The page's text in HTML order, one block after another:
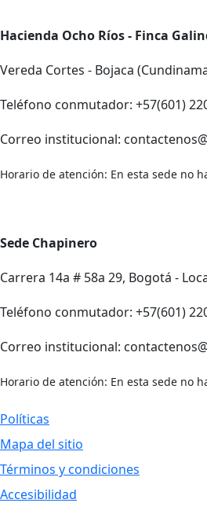
Hacienda Ocho Ríos - Finca
Vereda Cortes - Bojaca
Teléfono conmutador: +57(601)
Correo institucional:
Horario de atención: En esta sede no
Sede Chapinero
Carrera 14a # 58a 29, Bogotá -
Teléfono conmutador: +57(601)
Correo institucional:
Horario de atención: En esta sede no
Políticas
Mapa del sitio
Términos y condiciones
Accesibilidad